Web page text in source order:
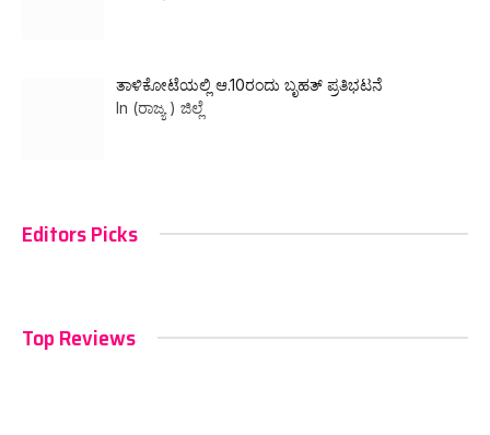
ತಾಳಿಕೋಟೆಯಲ್ಲಿ ಆ.10ರಂದು ಬೃಹತ್ ಪ್ರತಿಭಟನೆ
In (ರಾಜ್ಯ ) ಜಿಲ್ಲೆ
Editors Picks
Top Reviews